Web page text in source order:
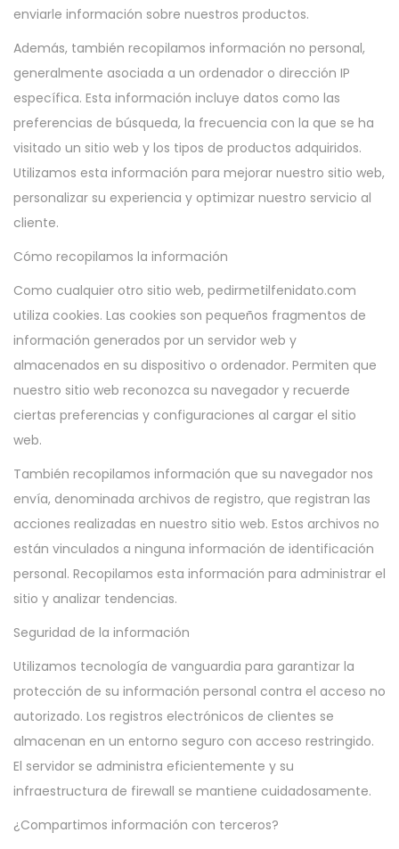
enviarle información sobre nuestros productos.
Además, también recopilamos información no personal,
generalmente asociada a un ordenador o dirección IP
específica. Esta información incluye datos como las
preferencias de búsqueda, la frecuencia con la que se ha
visitado un sitio web y los tipos de productos adquiridos.
Utilizamos esta información para mejorar nuestro sitio web,
personalizar su experiencia y optimizar nuestro servicio al
cliente.
Cómo recopilamos la información
Como cualquier otro sitio web, pedirmetilfenidato.com
utiliza cookies. Las cookies son pequeños fragmentos de
información generados por un servidor web y
almacenados en su dispositivo o ordenador. Permiten que
nuestro sitio web reconozca su navegador y recuerde
ciertas preferencias y configuraciones al cargar el sitio
web.
También recopilamos información que su navegador nos
envía, denominada archivos de registro, que registran las
acciones realizadas en nuestro sitio web. Estos archivos no
están vinculados a ninguna información de identificación
personal. Recopilamos esta información para administrar el
sitio y analizar tendencias.
Seguridad de la información
Utilizamos tecnología de vanguardia para garantizar la
protección de su información personal contra el acceso no
autorizado. Los registros electrónicos de clientes se
almacenan en un entorno seguro con acceso restringido.
El servidor se administra eficientemente y su
infraestructura de firewall se mantiene cuidadosamente.
¿Compartimos información con terceros?